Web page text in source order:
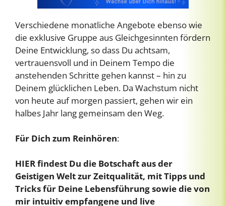
Verschiedene monatliche Angebote ebenso wie
die exklusive Gruppe aus Gleichgesinnten fördern
Deine Entwicklung, so dass Du achtsam,
vertrauensvoll und in Deinem Tempo die
anstehenden Schritte gehen kannst – hin zu
Deinem glücklichen Leben. Da Wachstum nicht
von heute auf morgen passiert, gehen wir ein
halbes Jahr lang gemeinsam den Weg.
Für Dich zum Reinhören:
HIER findest Du die Botschaft aus der
Geistigen Welt zur Zeitqualität, mit Tipps und
Tricks für Deine Lebensführung sowie die von
mir intuitiv empfangene und live